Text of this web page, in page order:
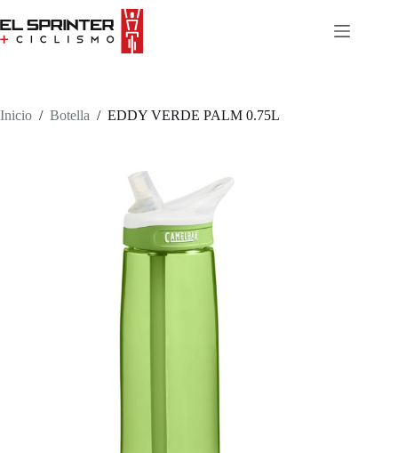
to
content
Inicio / Botella / EDDY VERDE PALM 0.75L